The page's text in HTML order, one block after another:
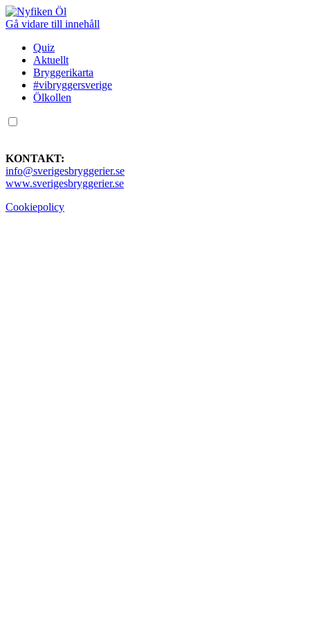
Gå vidare till innehåll
Quiz
Aktuellt
Bryggerikarta
#vibryggersverige
Ölkollen
KONTAKT:
info@sverigesbryggerier.se
www.sverigesbryggerier.se
Cookiepolicy